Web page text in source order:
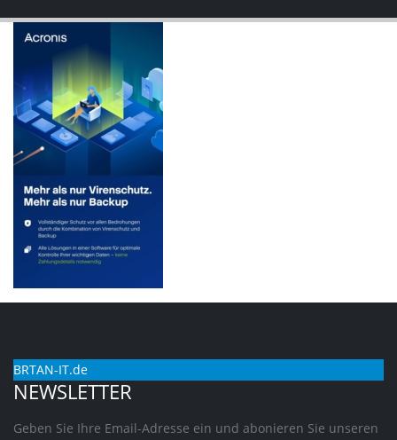
BRTAN-IT.de
NEWSLETTER
Geben Sie Ihre Email-Adresse ein und abonieren Sie unseren